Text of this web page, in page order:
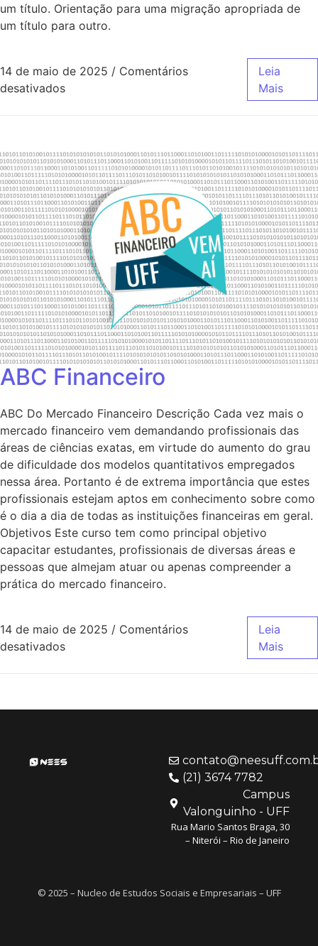
um título. Orientação para uma migração apropriada de
um título para outro.
14 de maio de 2025 / Comentários
desativados
Leia
Mais
ABC Financeiro
ABC Do Mercado Financeiro Descrição Cada vez mais o
mercado financeiro vem demandando profissionais das
áreas de ciências exatas, em virtude do aumento do grau
de dificuldade dos modelos quantitativos empregados
nessa área. Portanto é de extrema importância que estes
profissionais estejam aptos em conhecimento sobre como
é o dia a dia de todas as instituições financeiras em geral.
Objetivos Este curso tem como principal objetivo
capacitar estudantes, profissionais de diversas áreas e
pessoas que almejam atuar ou apenas compreender a
prática do mercado financeiro.
14 de maio de 2025 / Comentários
desativados
Leia
Mais
(21) 3674 7782
Campus
Valonguinho - UFF
Rua Mario Santos Braga, 30
– Niterói – Rio de Janeiro
© 2025 – Nucleo de Estudos Sociais e Empresariais – UFF